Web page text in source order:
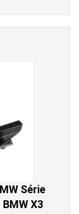
Série
X3